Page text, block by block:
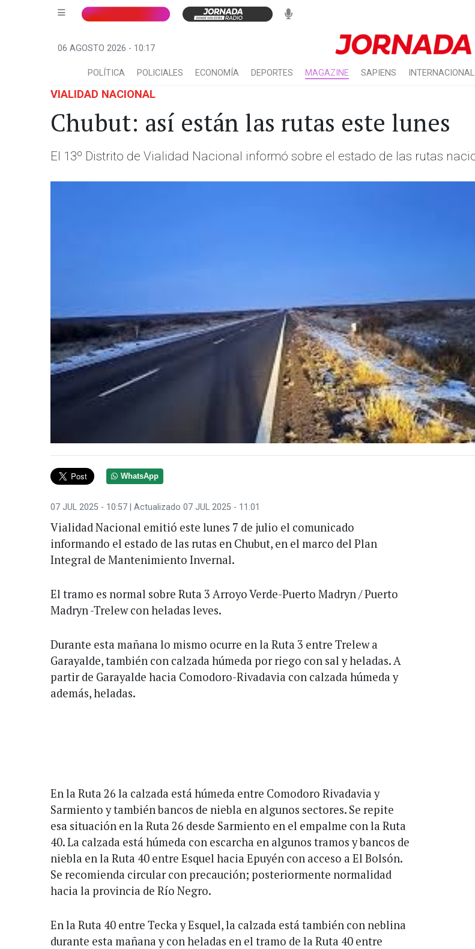
06 AGOSTO 2026 - 10:17
POLÍTICA POLICIALES ECONOMÍA DEPORTES MAGAZINE SAPIENS INTERNACIONAL
VIALIDAD NACIONAL
Chubut: así están las rutas este lunes
El 13º Distrito de Vialidad Nacional informó sobre el estado de las rutas
WhatsApp
07 JUL 2025 - 10:57 | Actualizado 07 JUL 2025 - 11:01
Vialidad Nacional emitió este lunes 7 de julio el comunicado
informando el estado de las rutas en Chubut, en el marco del Plan
Integral de Mantenimiento Invernal.
El tramo es normal sobre Ruta 3 Arroyo Verde-Puerto Madryn / Puerto
Madryn -Trelew con heladas leves.
Durante esta mañana lo mismo ocurre en la Ruta 3 entre Trelew a
Garayalde, también con calzada húmeda por riego con sal y heladas. A
partir de Garayalde hacia Comodoro-Rivadavia con calzada húmeda y
además, heladas.
En la Ruta 26 la calzada está húmeda entre Comodoro Rivadavia y
Sarmiento y también bancos de niebla en algunos sectores. Se repite
esa situación en la Ruta 26 desde Sarmiento en el empalme con la Ruta
40. La calzada está húmeda con escarcha en algunos tramos y bancos de
niebla en la Ruta 40 entre Esquel hacia Epuyén con acceso a El Bolsón.
Se recomienda circular con precaución; posteriormente normalidad
hacia la provincia de Río Negro.
En la Ruta 40 entre Tecka y Esquel, la calzada está también con neblina
durante esta mañana y con heladas en el tramo de la Ruta 40 entre